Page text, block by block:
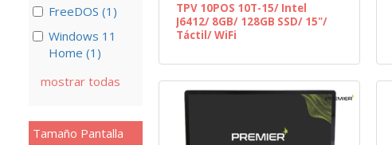
FreeDOS (1)
Windows 11
Home (1)
mostrar todas
Tamaño Pantalla
TPV 10POS 10T-15/ Intel
J6412/ 8GB/ 128GB SSD/ 15"/
Táctil/ WiFi